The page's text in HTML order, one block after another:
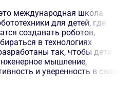
международная школа
для детей, где
создавать роботов,
в технологиях
так, чтобы дети
мышление,
и уверенность в своих